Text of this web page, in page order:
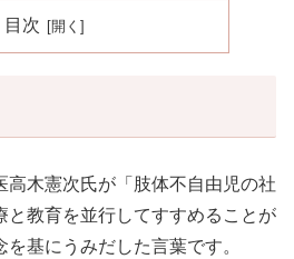
目次
高木憲次氏が「肢体不自由児の社
と教育を並行してすすめることが
基にうみだした言葉です。